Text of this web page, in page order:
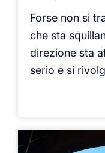
Forse non si
che sta
direzione sta
serio e si